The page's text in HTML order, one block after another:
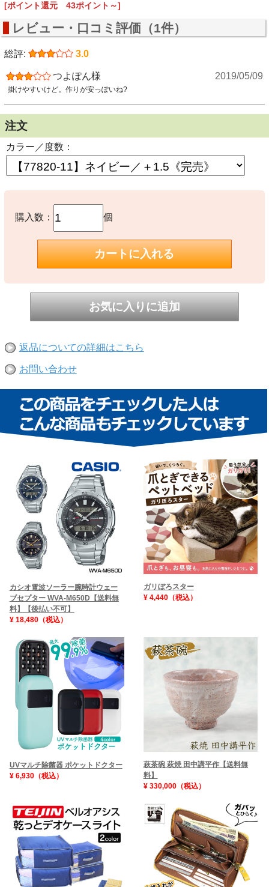
[ポイント還元 43ポイント～]
レビュー・口コミ評価（1件）
総評: 3.0
つよぽん様 2019/05/09
掛けやすいけど。作りが安っぽいね?
注文
カラー／度数：
購入数： 個
返品についての詳細はこちら
お問い合わせ
カシオ電波ソーラー腕時計ウェー
ブセプター WVA-M650D【送料無
料】【後払い不可】
¥ 18,480（税込）
ガリぼろスター
¥ 4,440（税込）
UVマルチ除菌器 ポケットドクター
¥ 6,930（税込）
萩茶碗 萩焼 田中講平作【送料無
料】
¥ 330,000（税込）